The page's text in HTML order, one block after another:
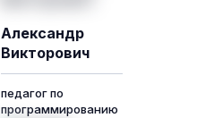
Александр
Викторович
педагог по
программированию